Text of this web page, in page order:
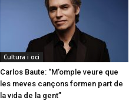
Cultura i oci
Carlos Baute: “M’omple veure que
les meves cançons formen part de
la vida de la gent”